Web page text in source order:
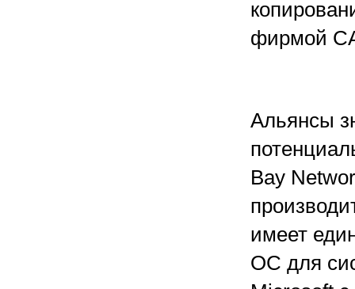
фирмой
Альянсы
Bay
имеет
ОС для